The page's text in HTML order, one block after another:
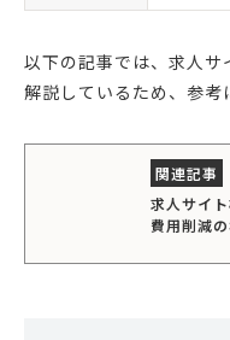
以下の記事では、求人サ
解説しているため、参考
求人サイ
費用削減